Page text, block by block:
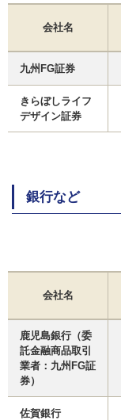
会社名
九州FG証券
きらぼしライフ
デザイン証券
銀行など
会社名
鹿児島銀行（委
託金融商品取引
業者：九州FG証
券）
佐賀銀行